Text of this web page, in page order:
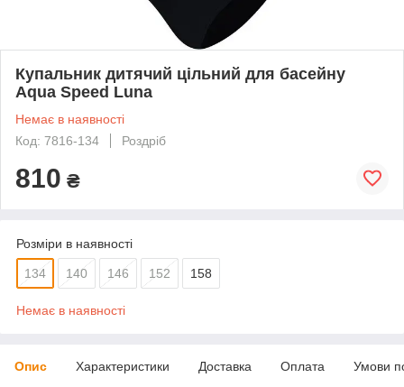
Купальник дитячий цільний для басейну
Aqua Speed Luna
Немає в наявності
Код: 7816-134
Роздріб
810 ₴
Розміри в наявності
134 140 146 152 158
Немає в наявності
Опис Характеристики Доставка Оплата Умови